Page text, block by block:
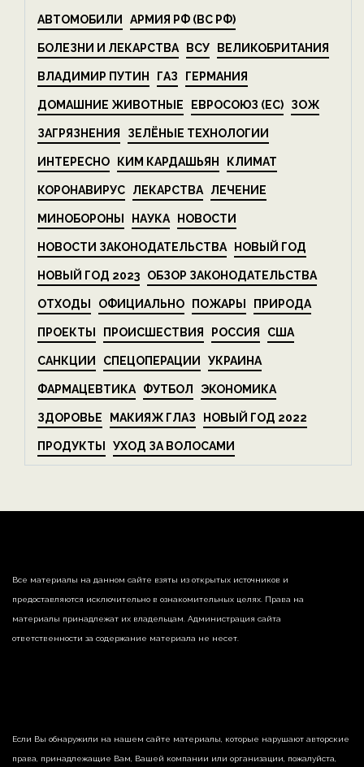
АВТОМОБИЛИ АРМИЯ РФ (ВС РФ)
БОЛЕЗНИ И ЛЕКАРСТВА ВСУ ВЕЛИКОБРИТАНИЯ
ВЛАДИМИР ПУТИН ГАЗ ГЕРМАНИЯ
ДОМАШНИЕ ЖИВОТНЫЕ ЕВРОСОЮЗ (ЕС) ЗОЖ
ЗАГРЯЗНЕНИЯ ЗЕЛЁНЫЕ ТЕХНОЛОГИИ
ИНТЕРЕСНО КИМ КАРДАШЬЯН КЛИМАТ
КОРОНАВИРУС ЛЕКАРСТВА ЛЕЧЕНИЕ
МИНОБОРОНЫ НАУКА НОВОСТИ
НОВОСТИ ЗАКОНОДАТЕЛЬСТВА НОВЫЙ ГОД
НОВЫЙ ГОД 2023 ОБЗОР ЗАКОНОДАТЕЛЬСТВА
ОТХОДЫ ОФИЦИАЛЬНО ПОЖАРЫ ПРИРОДА
ПРОЕКТЫ ПРОИСШЕСТВИЯ РОССИЯ США
САНКЦИИ СПЕЦОПЕРАЦИИ УКРАИНА
ФАРМАЦЕВТИКА ФУТБОЛ ЭКОНОМИКА
ЗДОРОВЬЕ МАКИЯЖ ГЛАЗ НОВЫЙ ГОД 2022
ПРОДУКТЫ УХОД ЗА ВОЛОСАМИ
Все материалы на данном сайте взяты из открытых источников и
предоставляются исключительно в ознакомительных целях. Права на
материалы принадлежат их владельцам. Администрация сайта
ответственности за содержание материала не несет.
Если Вы обнаружили на нашем сайте материалы, которые нарушают авторские
права, принадлежащие Вам, Вашей компании или организации, пожалуйста,